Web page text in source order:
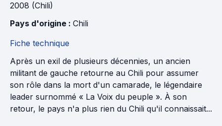
2008 (Chili)
Pays d'origine : Chili
Fiche technique
Après un exil de plusieurs décennies, un ancien
militant de gauche retourne au Chili pour assumer
son rôle dans la mort d'un camarade, le légendaire
leader surnommé « La Voix du peuple ». À son
retour, le pays n'a plus rien du Chili qu'il connaissait...